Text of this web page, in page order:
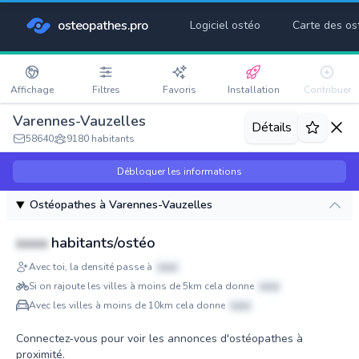
osteopathes.pro Logiciel ostéo Carte des
Affichage Filtres Favoris Installation Contribuer
Varennes-Vauzelles
58640 9180 habitants
Détails
Débloquer les informations
Ostéopathes à Varennes-Vauzelles
xxxx habitants/ostéo
Avec toi, la densité passe à
xxxx
Si on rajoute les villes à moins de 5km cela donne
xxxx
Avec les villes à moins de 10km cela donne
xxxx
Connectez-vous pour voir les annonces d'ostéopathes à
proximité.